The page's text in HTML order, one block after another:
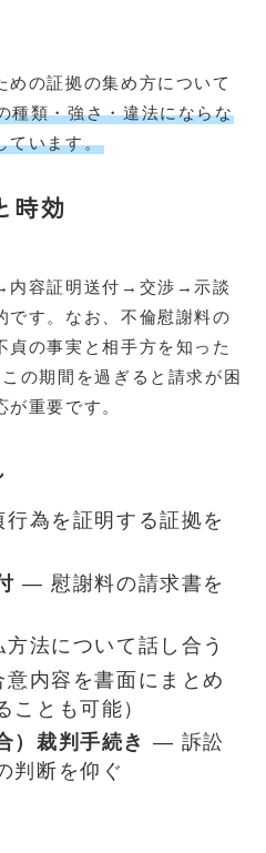
めの証拠の集め方について
種類・強さ・違法にならな
ています。
時効
内容証明送付→交渉→示談
です。なお、不倫慰謝料の
貞の事実と相手方を知った
の期間を過ぎると請求が困
重要です。
為を証明する証拠を
— 慰謝料の請求書を
法について話し合う
内容を書面にまとめ
ことも可能）
）裁判手続き — 訴訟
判断を仰ぐ